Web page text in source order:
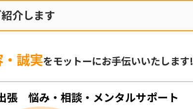
介します
誠実をモットーにお手伝いいたします!
張 悩み・相談・メンタルサポート